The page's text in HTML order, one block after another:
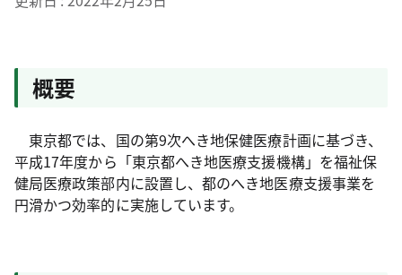
概要
東京都では、国の第9次へき地保健医療計画に基づき、
平成17年度から「東京都へき地医療支援機構」を福祉保
健局医療政策部内に設置し、都のへき地医療支援事業を
円滑かつ効率的に実施しています。